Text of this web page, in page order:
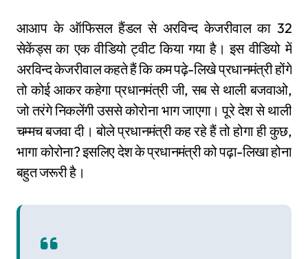
आआप के ऑफिसल हैंडल से अरविन्द केजरीवाल का 32
सेकेंड्स का एक वीडियो ट्वीट किया गया है। इस वीडियो में
अरविन्द केजरीवाल कहते हैं कि कम पढ़े-लिखे प्रधानमंत्री होंगे
तो कोई आकर कहेगा प्रधानमंत्री जी, सब से थाली बजवाओ,
जो तरंगे निकलेंगी उससे कोरोना भाग जाएगा। पूरे देश से थाली
चम्मच बजवा दी। बोले प्रधानमंत्री कह रहे हैं तो होगा ही कुछ,
भागा कोरोना? इसलिए देश के प्रधानमंत्री को पढ़ा-लिखा होना
बहुत जरूरी है।